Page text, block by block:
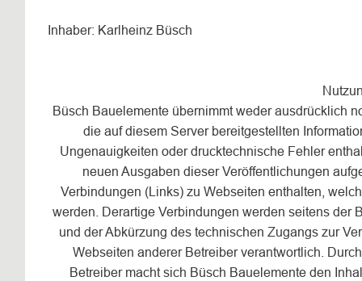
Inhaber: Karlheinz Büsch
Büsch Bauelemente übernimmt weder ausdrücklich
die auf diesem Server bereitgestellten
Ungenauigkeiten oder drucktechnische Fehler
neuen Ausgaben dieser Veröffentlichungen
Verbindungen (Links) zu Webseiten enthalten,
werden. Derartige Verbindungen werden seitens
und der Abkürzung des technischen Zugangs zur
Webseiten anderer Betreiber verantwortlich.
Betreiber macht sich Büsch Bauelemente den